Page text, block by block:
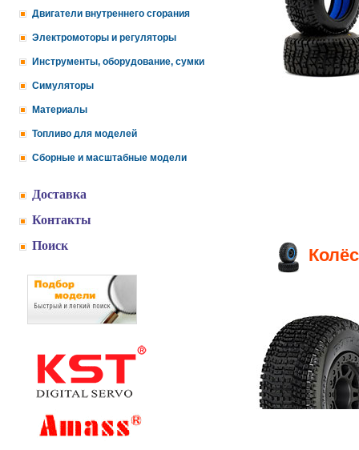
Двигатели внутреннего сгорания
Электромоторы и регуляторы
Инструменты, оборудование, сумки
Симуляторы
Материалы
Топливо для моделей
Сборные и масштабные модели
Доставка
Контакты
Поиск